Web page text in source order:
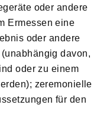
oder andere
Ermessen eine
oder andere
davon,
oder zu einem
zeremonielle
für den